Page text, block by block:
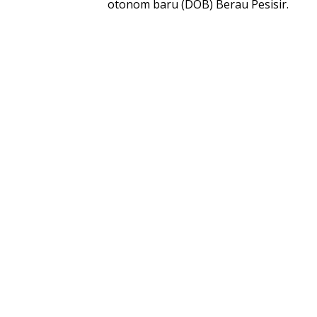
otonom baru (DOB) Berau Pesisir.